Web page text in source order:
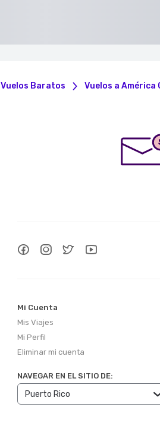
Vuelos Baratos Vuelos a América
Mi Cuenta
Mis Viajes
Mi Perfil
Eliminar mi cuenta
NAVEGAR EN EL SITIO DE: